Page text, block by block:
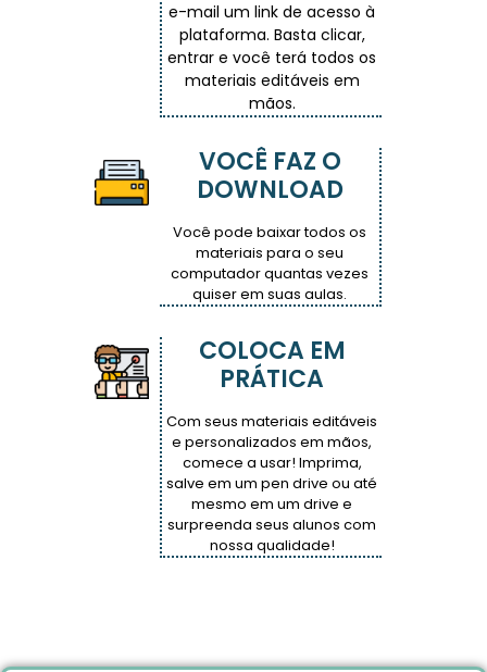
e-mail um link de acesso à
plataforma. Basta clicar,
entrar e você terá todos os
materiais editáveis em
mãos.
VOCÊ FAZ O
DOWNLOAD
Você pode baixar todos os
materiais para o seu
computador quantas vezes
quiser em suas aulas.
COLOCA EM
PRÁTICA
Com seus materiais editáveis
e personalizados em mãos,
comece a usar! Imprima,
salve em um pen drive ou até
mesmo em um drive e
surpreenda seus alunos com
nossa qualidade!